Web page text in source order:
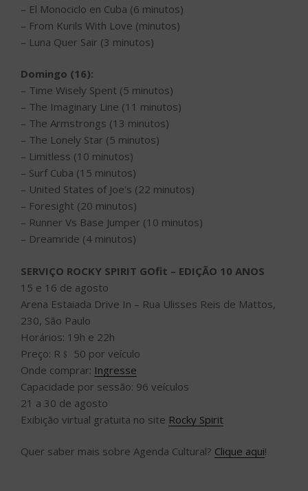
– El Monociclo en Cuba (6 minutos)
– From Kurils With Love (minutos)
– Luna Quer Sair (3 minutos)
Domingo (16):
– Time Wisely Spent (5 minutos)
– The Imaginary Line (11 minutos)
– The Armstrongs (13 minutos)
– The Lonely Star (5 minutos)
– Limitless (10 minutos)
– Surf Cuba (15 minutos)
– United States of Joe’s (22 minutos)
– Foresight (20 minutos)
– Runner Vs Base Jumper (10 minutos)
– Dreamride (4 minutos)
SERVIÇO ROCKY SPIRIT GOfit – EDIÇÃO 10 ANOS
15 e 16 de agosto
Arena Estaiada Drive In – Rua Ulisses Reis de Mattos,
230, São Paulo
Horários: 19h e 22h
Preço: R﹩ 50 por veículo
Onde comprar: Ingresse
Capacidade por sessão: 96 veículos
21 a 30 de agosto
Exibição virtual gratuita no site Rocky Spirit
Quer saber mais sobre Agenda Cultural? Clique aqui!